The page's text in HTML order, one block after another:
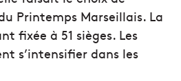
Printemps Marseillais. La
fixée à 51 sièges. Les
s’intensifier dans les